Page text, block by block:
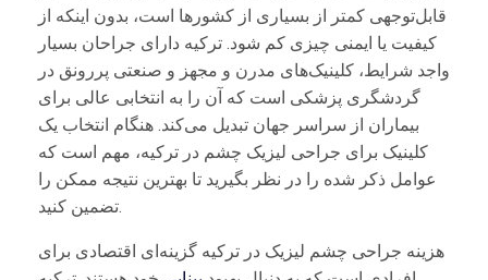
قابل‌توجهی کمتر از بسیاری از کشورها است، بدون اینکه از
کیفیت یا ایمنی چیزی کم شود. ترکیه دارای جراحان بسیار
واجد شرایط، کلینیک‌های مدرن و مجهز و صنعتی پر‌رونق در
گردشگری پزشکی است که آن را به انتخابی عالی برای
بیماران از سراسر جهان تبدیل می‌کند. هنگام انتخاب یک
کلینیک برای جراحی لیزیک چشم در ترکیه، مهم است که
عوامل ذکر شده را در نظر بگیرید تا بهترین نتیجه ممکن را
تضمین کنید.
هزینه جراحی چشم لیزیک در ترکیه گزینه‌ای اقتصادی برای